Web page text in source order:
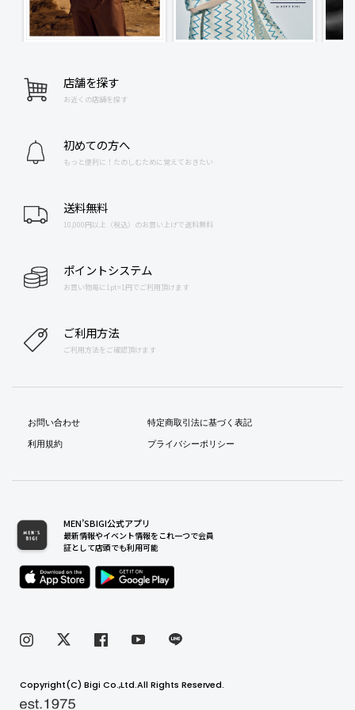
店舗を探す
お近くの店舗を探す
初めての方へ
もっと便利に！たのしむために覚えておきたい
送料無料
10,000円以上（税込）のお買い上げで送料無料
ポイントシステム
お買い物毎に1pt=1円でご利用頂けます
ご利用方法
ご利用方法をご確認頂けます
お問い合わせ
利用規約
特定商取引法に基づく表記
プライバシーポリシー
MEN’SBIGI公式アプリ
最新情報やイベント情報をこれ一つで会員
証として店頭でも利用可能
Copyright(C) Bigi Co.,Ltd.All Rights Reserved.